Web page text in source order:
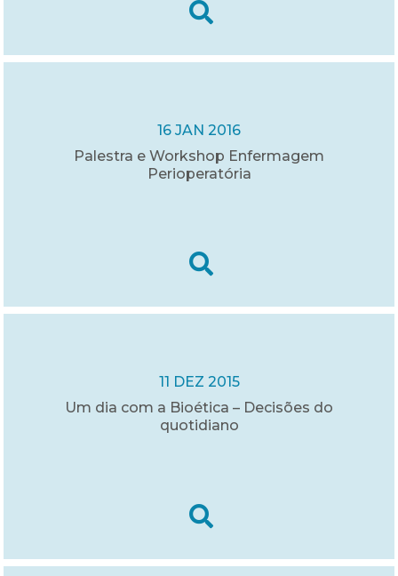
16 JAN 2016
Palestra e Workshop Enfermagem
Perioperatória
11 DEZ 2015
Um dia com a Bioética – Decisões do
quotidiano